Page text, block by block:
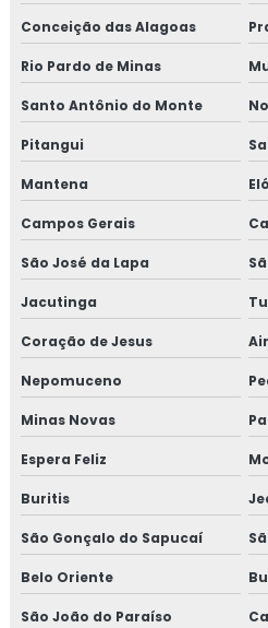
Serviço de isolamento térmico
Serviço de isolamento térmico
Serviço de isolamento térmico
Isolamento térmico lã de rocha
Empresas de inspeção de
Inspeção de isolamento
Inspeção de pintura industrial
Conceição das Alagoas
Rio Pardo de Minas
Santo Antônio do Monte
Pitangui
Mantena
Campos Gerais
São José da Lapa
Jacutinga
Coração de Jesus
Nepomuceno
Minas Novas
Espera Feliz
Buritis
São Gonçalo do Sapucaí
Belo Oriente
São João do Paraíso